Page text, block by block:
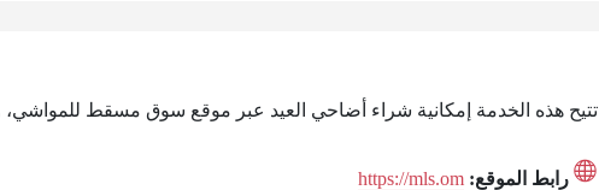
تتيح هذه الخدمة إمكانية شراء أضاحي العيد عبر موقع سوق مسقط للمواشي،
رابط الموقع: https://mls.om